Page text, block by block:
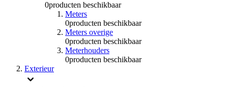
0producten beschikbaar
Meters
0producten beschikbaar
Meters overige
0producten beschikbaar
Meterhouders
0producten beschikbaar
Exterieur